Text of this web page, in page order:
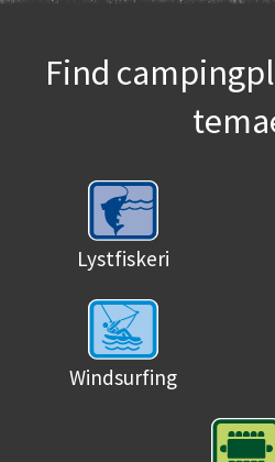
Find
Lystfiskeri
Windsurfing